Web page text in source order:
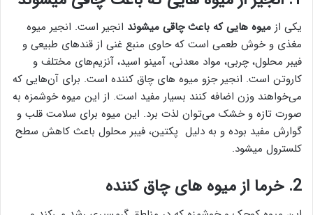
یکی از میوه هایی که باعث چاقی میشوند انجیر است. انجیر میوه
مغذی و خوش طعمی است که حاوی منبع غنی از قندهای طبیعی و
فیبر محلول، چربی، مواد معدنی، آمینو اسید، آنزیم‌های مختلف و
کاروتن است. انجیر جزو میوه های چاق کننده است. برای آن‌هایی که
می‌خواهند وزن اضافه کنند بسیار مفید است. از این میوه خوشمزه به
صورت تازه و خشک می‌توان لذت برد. این میوه برای سلامت قلب و
گوارش مفید بوده و به دلیل پکتین، فیبر محلول باعث کاهش سطح
کلسترول میشود.
2. خرما از میوه های چاق کننده